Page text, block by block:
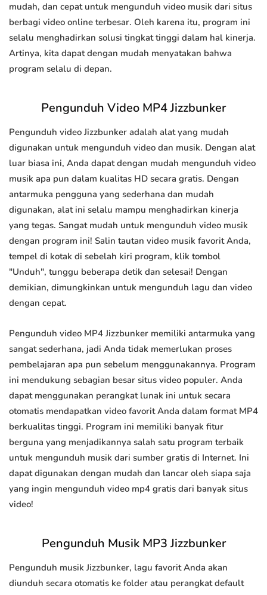
mudah, dan cepat untuk mengunduh video musik dari situs
berbagi video online terbesar. Oleh karena itu, program ini
selalu menghadirkan solusi tingkat tinggi dalam hal kinerja.
Artinya, kita dapat dengan mudah menyatakan bahwa
program selalu di depan.
Pengunduh Video MP4 Jizzbunker
Pengunduh video Jizzbunker adalah alat yang mudah
digunakan untuk mengunduh video dan musik. Dengan alat
luar biasa ini, Anda dapat dengan mudah mengunduh video
musik apa pun dalam kualitas HD secara gratis. Dengan
antarmuka pengguna yang sederhana dan mudah
digunakan, alat ini selalu mampu menghadirkan kinerja
yang tegas. Sangat mudah untuk mengunduh video musik
dengan program ini! Salin tautan video musik favorit Anda,
tempel di kotak di sebelah kiri program, klik tombol
"Unduh", tunggu beberapa detik dan selesai! Dengan
demikian, dimungkinkan untuk mengunduh lagu dan video
dengan cepat.
Pengunduh video MP4 Jizzbunker memiliki antarmuka yang
sangat sederhana, jadi Anda tidak memerlukan proses
pembelajaran apa pun sebelum menggunakannya. Program
ini mendukung sebagian besar situs video populer. Anda
dapat menggunakan perangkat lunak ini untuk secara
otomatis mendapatkan video favorit Anda dalam format MP4
berkualitas tinggi. Program ini memiliki banyak fitur
berguna yang menjadikannya salah satu program terbaik
untuk mengunduh musik dari sumber gratis di Internet. Ini
dapat digunakan dengan mudah dan lancar oleh siapa saja
yang ingin mengunduh video mp4 gratis dari banyak situs
video!
Pengunduh Musik MP3 Jizzbunker
Pengunduh musik Jizzbunker, lagu favorit Anda akan
diunduh secara otomatis ke folder atau perangkat default